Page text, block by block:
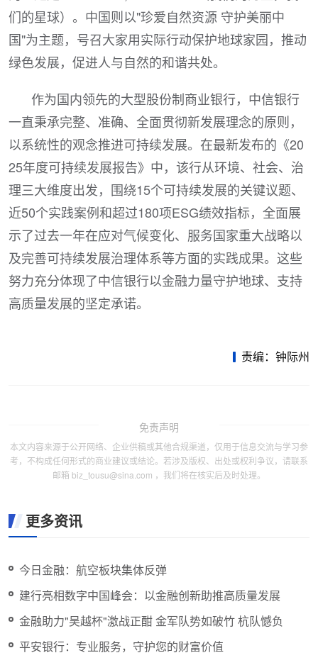
们的星球）。中国则以"珍爱自然资源 守护美丽中
国"为主题，号召大家用实际行动保护地球家园，推动
绿色发展，促进人与自然的和谐共处。
作为国内领先的大型股份制商业银行，中信银行
一直秉承完整、准确、全面贯彻新发展理念的原则，
以系统性的观念推进可持续发展。在最新发布的《20
25年度可持续发展报告》中，该行从环境、社会、治
理三大维度出发，围绕15个可持续发展的关键议题、
近50个实践案例和超过180项ESG绩效指标，全面展
示了过去一年在应对气候变化、服务国家重大战略以
及完善可持续发展治理体系等方面的实践成果。这些
努力充分体现了中信银行以金融力量守护地球、支持
高质量发展的坚定承诺。
责编：钟际州
免责声明
本文内容来源于公开网络、企业供稿或其他合规渠道，仅用于信息交流与学习参
考，不构成任何形式的商业建议或结论。若涉及版权、出处或权利争议，请联系
邮箱 biz_tousu@sina.com ，我们将在核实后及时处理。
更多资讯
今日金融：航空板块集体反弹
建行亮相数字中国峰会：以金融创新助推高质量发展
金融助力"吴越杯"激战正酣 金军队势如破竹 杭队憾负
平安银行：专业服务，守护您的财富价值